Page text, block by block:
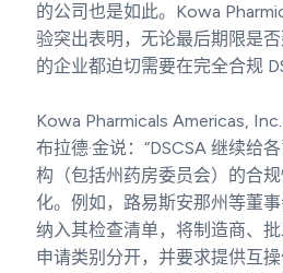
的公司也是如此。Kowa
验突出表明，无论最后期限是
的企业都迫切需要在完全合规
Kowa Pharmicals Americas,
布拉德·金说：“DSCSA 继续给
构（包括州药房委员会）的合
化。例如，路易斯安那州等董
纳入其检查清单，将制造商、
申请类别分开，并要求提供互